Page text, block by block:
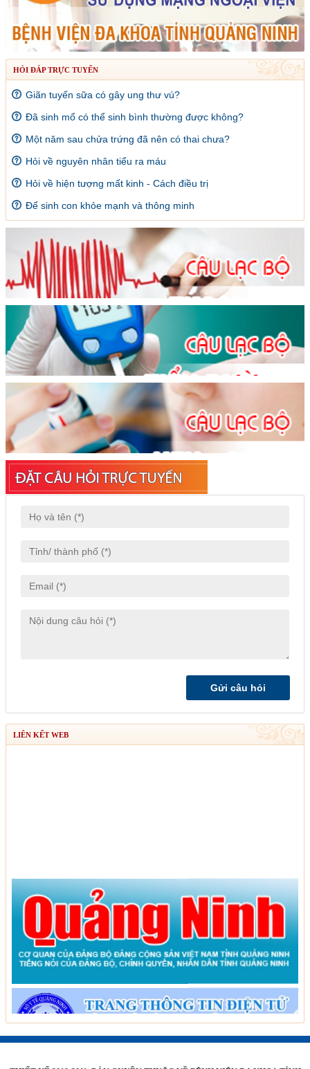
HỎI ĐÁP TRỰC TUYẾN
Giãn tuyến sữa có gây ung thư vú?
Đã sinh mổ có thể sinh bình thường được không?
Một năm sau chửa trứng đã nên có thai chưa?
Hỏi về nguyên nhân tiểu ra máu
Hỏi về hiện tượng mất kinh - Cách điều trị
Để sinh con khỏe mạnh và thông minh
LIÊN KẾT WEB